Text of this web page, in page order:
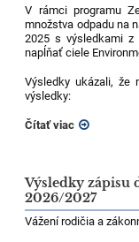
V rámci programu
množstva odpadu na
2025 s výsledkami
napĺňať ciele
Výsledky ukázali, že
výsledky:
Čítať viac
Výsledky zápisu
2026/2027
Vážení rodičia a